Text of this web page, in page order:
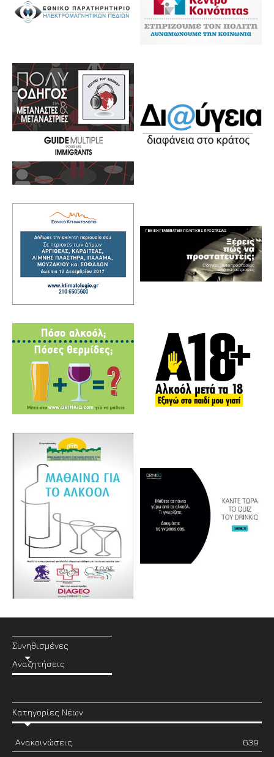
Συνηθισμένες
Αναζητήσεις
Κατηγορίες Νέων
Ανακοινώσεις
639